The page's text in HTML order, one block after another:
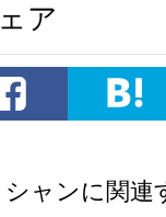
ア
ャンに関連